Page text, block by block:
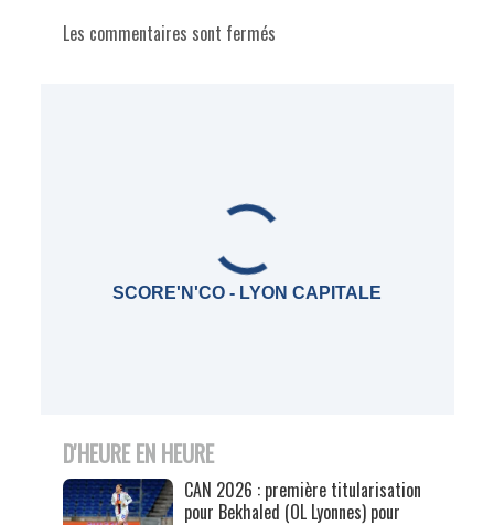
Les commentaires sont fermés
SCORE'N'CO - LYON CAPITALE
D'HEURE EN HEURE
CAN 2026 : première titularisation
pour Bekhaled (OL Lyonnes) pour